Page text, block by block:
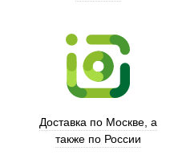
Доставка по Москве, а
также по России